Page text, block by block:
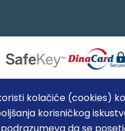
kolačiće (cookies)
korisničkog
MB: 20337524